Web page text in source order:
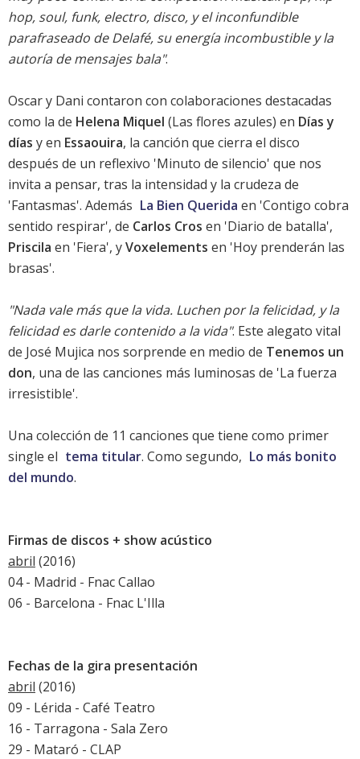
hop, soul, funk, electro, disco, y el inconfundible
parafraseado de Delafé, su energía incombustible y la
autoría de mensajes bala".
Oscar y Dani contaron con colaboraciones destacadas
como la de Helena Miquel (Las flores azules) en Días y
días y en Essaouira, la canción que cierra el disco
después de un reflexivo 'Minuto de silencio' que nos
invita a pensar, tras la intensidad y la crudeza de
'Fantasmas'. Además La Bien Querida en 'Contigo cobra
sentido respirar', de Carlos Cros en 'Diario de batalla',
Priscila en 'Fiera', yVoxelements en 'Hoy prenderán las
brasas'.
"Nada vale más que la vida. Luchen por la felicidad, y la
felicidad es darle contenido a la vida". Este alegato vital
de José Mujica nos sorprende en medio de Tenemos un
don, una de las canciones más luminosas de 'La fuerza
irresistible'.
Una colección de 11 canciones que tiene como primer
single el tema titular. Como segundo, Lo más bonito
del mundo.
Firmas de discos + show acústico
abril (2016)
04 - Madrid - Fnac Callao
06 - Barcelona - Fnac L'Illa
Fechas de la gira presentación
abril (2016)
09 - Lérida - Café Teatro
16 - Tarragona - Sala Zero
29 - Mataró - CLAP